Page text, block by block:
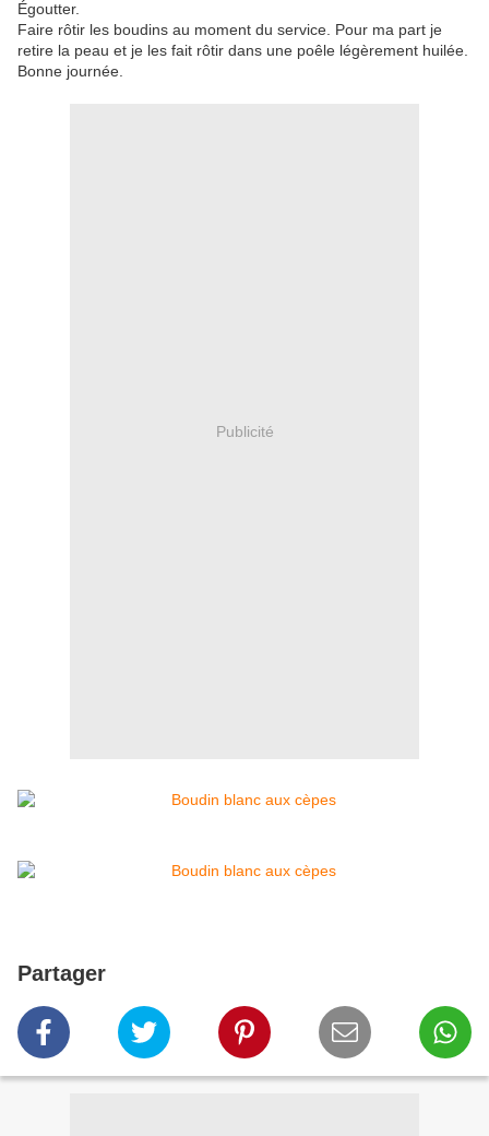
Égoutter.
Faire rôtir les boudins au moment du service. Pour ma part je
retire la peau et je les fait rôtir dans une poêle légèrement huilée.
Bonne journée.
Publicité
Partager